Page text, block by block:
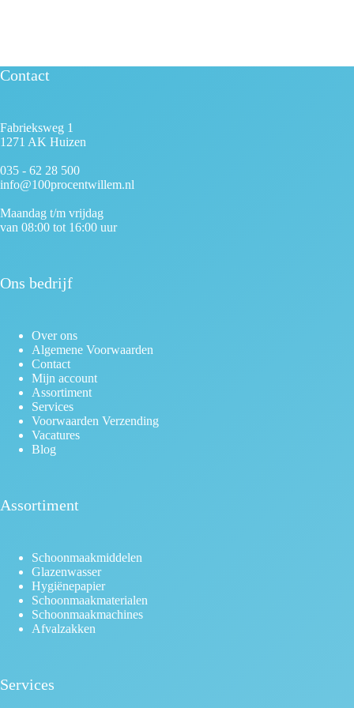
Contact
Fabrieksweg 1
1271 AK Huizen
035 - 62 28 500
info@100procentwillem.nl
Maandag t/m vrijdag
van 08:00 tot 16:00 uur
Ons bedrijf
Over ons
Algemene Voorwaarden
Contact
Mijn account
Assortiment
Services
Voorwaarden Verzending
Vacatures
Blog
Assortiment
Schoonmaakmiddelen
Glazenwasser
Hygiënepapier
Schoonmaakmaterialen
Schoonmaakmachines
Afvalzakken
Services